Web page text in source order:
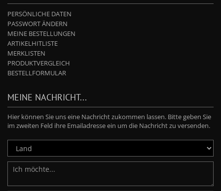
PERSÖNLICHE DATEN
PASSWORT ÄNDERN
MEINE BESTELLUNGEN
ARTIKELHITLISTE
MERKLISTEN
PRODUKTVERGLEICH
BESTELLFORMULAR
MEINE NACHRICHT...
Hier können Sie uns eine Nachricht zukommen lassen. Bitte geben Sie
im zweiten Feld ihre Emailadresse ein um die Nachricht zu versenden.